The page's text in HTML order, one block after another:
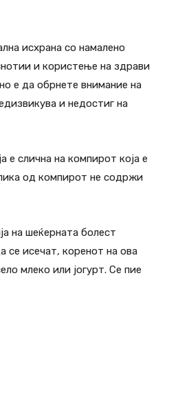
исхрана со намалено
и користење на здрави
е да обрнете внимание на
и недостиг на
е слична на компирот која е
од компирот не содржи
на шеќерната болест
се исечат, коренот на ова
млеко или јогурт. Се пие